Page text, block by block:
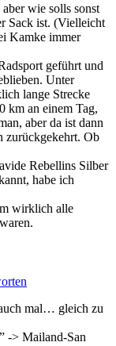
wie solls sonst
Sack ist. (Vielleicht
Kamke immer
geführt und
Unter
lange Strecke
km an einem Tag,
aber da ist dann
zurückgekehrt. Ob
Rebellins Silber
habe ich
wirklich alle
mal… gleich zu
-> Mailand-San